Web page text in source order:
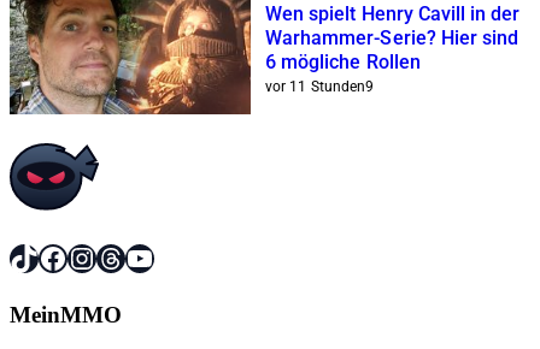
Wen spielt Henry Cavill in der
Warhammer-Serie? Hier sind
6 mögliche Rollen
vor 11 Stunden9
TikTok
Facebook
Instagram
Threads
YouTube
MeinMMO